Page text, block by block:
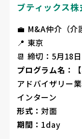
ブティックス株
💼 M&A仲介（介
📍 東京
📆 締切：5月18日
プログラム名：
アドバイザリー
インターン
形式：対面
期間： 1day